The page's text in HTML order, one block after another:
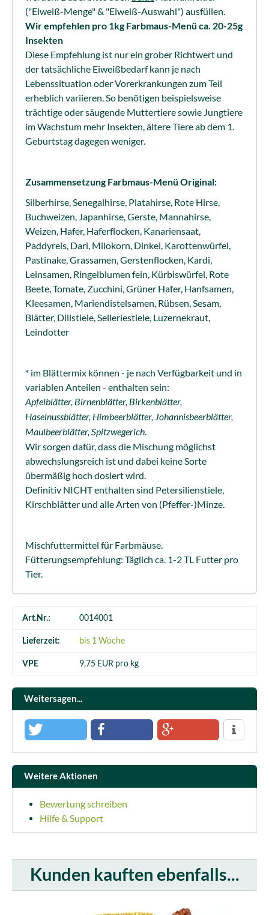
("Eiweiß-Menge" & "Eiweiß-Auswahl") ausfüllen.
Wir empfehlen pro 1kg Farbmaus-Menü ca. 20-25g
Insekten
Diese Empfehlung ist nur ein grober Richtwert und
der tatsächliche Eiweißbedarf kann je nach
Lebenssituation oder Vorerkrankungen zum Teil
erheblich variieren. So benötigen beispielsweise
trächtige oder säugende Muttertiere sowie Jungtiere
im Wachstum mehr Insekten, ältere Tiere ab dem 1.
Geburtstag dagegen weniger.
Zusammensetzung Farbmaus-Menü Original:
Silberhirse, Senegalhirse, Platahirse, Rote Hirse,
Buchweizen, Japanhirse, Gerste, Mannahirse,
Weizen, Hafer, Haferflocken, Kanariensaat,
Paddyreis, Dari, Milokorn, Dinkel, Karottenwürfel,
Pastinake, Grassamen, Gerstenflocken, Kardi,
Leinsamen, Ringelblumen fein, Kürbiswürfel, Rote
Beete, Tomate, Zucchini, Grüner Hafer, Hanfsamen,
Kleesamen, Mariendistelsamen, Rübsen, Sesam,
Blätter, Dillstiele, Selleriestiele, Luzernekraut,
Leindotter
* im Blättermix können - je nach Verfügbarkeit und in
variablen Anteilen - enthalten sein:
Apfelblätter, Birnenblätter, Birkenblätter,
Haselnussblätter, Himbeerblätter, Johannisbeerblätter,
Maulbeerblätter, Spitzwegerich.
Wir sorgen dafür, dass die Mischung möglichst
abwechslungsreich ist und dabei keine Sorte
übermäßig hoch dosiert wird.
Definitiv NICHT enthalten sind Petersilienstiele,
Kirschblätter und alle Arten von (Pfeffer-)Minze.
Mischfuttermittel für Farbmäuse.
Fütterungsempfehlung: Täglich ca. 1-2 TL Futter pro
Tier.
Art.Nr.: 0014001
Lieferzeit: bis 1 Woche
VPE 9,75 EUR pro kg
Weitersagen...
Weitere Aktionen
Bewertung schreiben
Hilfe & Support
Kunden kauften ebenfalls...